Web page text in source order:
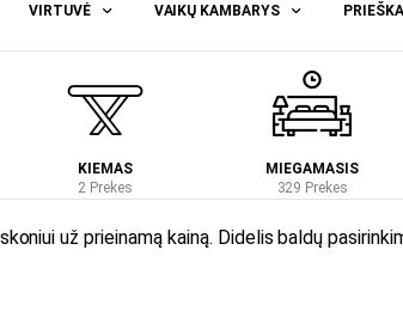
VIRTUVĖ VAIKŲ KAMBARYS
KIEMAS
2 Prekes
MIEGAMASIS
329 Prekes
už prieinamą kainą. Didelis baldų